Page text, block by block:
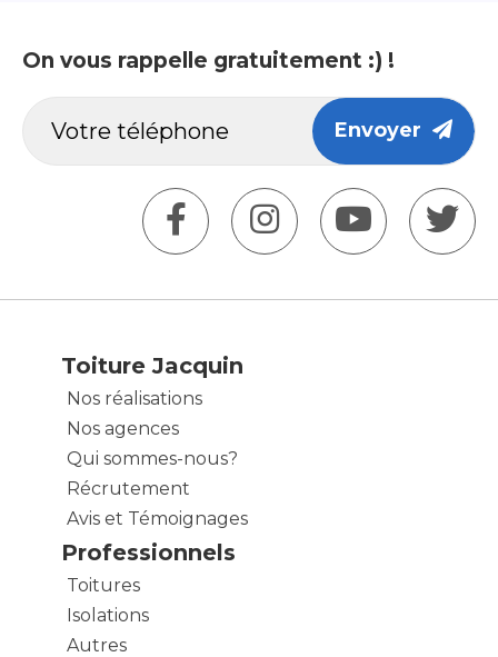
On vous rappelle gratuitement :) !
Envoyer
Toiture Jacquin
Nos réalisations
Nos agences
Qui sommes-nous?
Récrutement
Avis et Témoignages
Professionnels
Toitures
Isolations
Autres